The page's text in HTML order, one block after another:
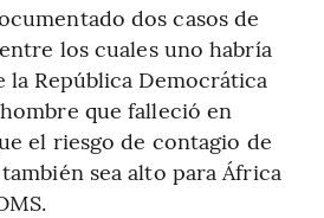
dos casos de
los cuales uno habría
República Democrática
que falleció en
el riesgo de contagio de
sea alto para África